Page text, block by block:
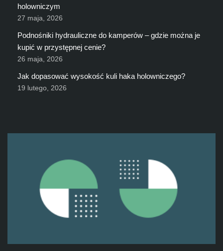
holowniczym
27 maja, 2026
Podnośniki hydrauliczne do kamperów – gdzie można je
kupić w przystępnej cenie?
26 maja, 2026
Jak dopasować wysokość kuli haka holowniczego?
19 lutego, 2026